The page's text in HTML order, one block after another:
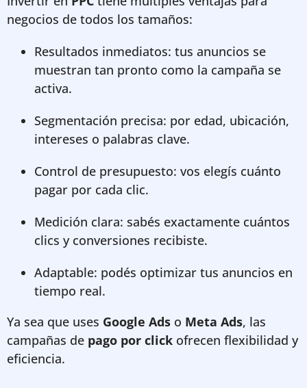
negocios de todos los tamaños:
Resultados inmediatos: tus anuncios se
muestran tan pronto como la campaña se
activa.
Segmentación precisa: por edad, ubicación,
intereses o palabras clave.
Control de presupuesto: vos elegís cuánto
pagar por cada clic.
Medición clara: sabés exactamente cuántos
clics y conversiones recibiste.
Adaptable: podés optimizar tus anuncios en
tiempo real.
Ya sea que uses Google Ads o Meta Ads, las
campañas de pago por click ofrecen flexibilidad y
eficiencia.